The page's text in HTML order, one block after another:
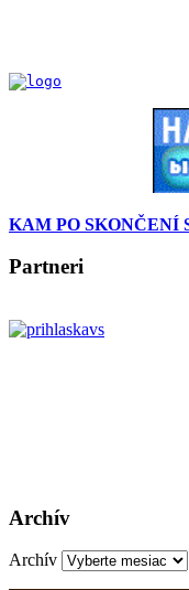
KAM PO SKONČENÍ
Partneri
Archív
Archív